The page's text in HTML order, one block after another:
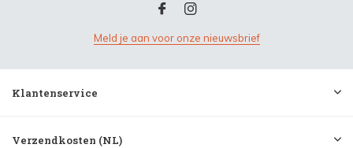
Meld je aan voor onze nieuwsbrief
Klantenservice
Verzendkosten (NL)